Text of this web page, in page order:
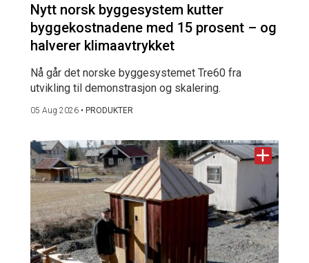
Nytt norsk byggesystem kutter
byggekostnadene med 15 prosent – og
halverer klimaavtrykket
Nå går det norske byggesystemet Tre60 fra
utvikling til demonstrasjon og skalering.
05 Aug 2026 • PRODUKTER